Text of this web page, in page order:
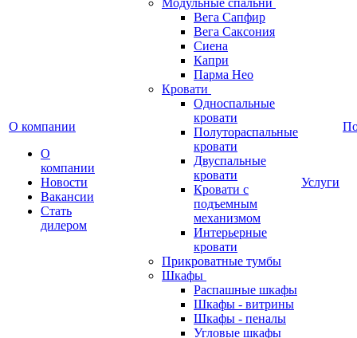
О компании
О
компании
Новости
Вакансии
Стать
дилером
Модульные спальни
Вега Сапфир
Вега Саксония
Сиена
Капри
Парма Нео
Кровати
Односпальные
кровати
Полутораспальные
кровати
Двуспальные
кровати
Кровати с
подъемным
механизмом
Интерьерные
кровати
Прикроватные тумбы
Шкафы
Распашные шкафы
Шкафы - витрины
Шкафы - пеналы
Угловые шкафы
Услуги